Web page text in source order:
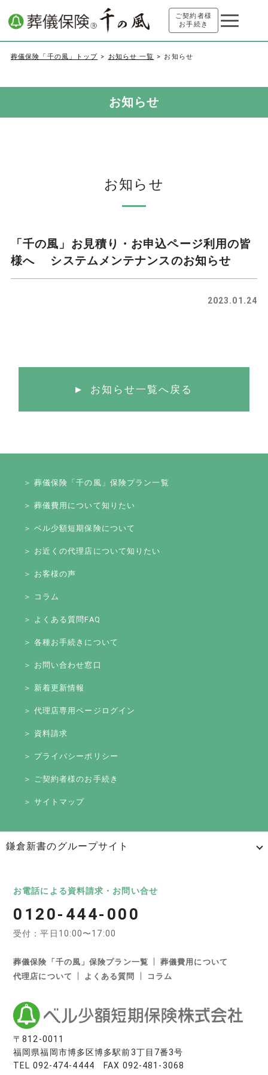
ご契約者様
お手続き
葬儀保険「千の風」トップ お知らせ 一覧 お知らせ
お知らせ
お知らせ
「千の風」お見積り・お申込ページ利用の皆
様へ システムメンテナンスのお知らせ
2023.01.24
お知らせ一覧へ戻る
＞ 葬儀保険「千の風」保険プラン一覧
＞ 葬儀費用について知りたい
＞ ベル少額短期保険について
＞ お近くの代理店について知りたい
＞ お客様の声
＞ コラム
＞ よくある質問FAQ
＞ 各種お手続きについて
＞ お問い合わせ窓口
＞ 新着更新情報
＞ 代理店専用ページログイン
＞ 資料請求
＞ プライバシーポリシー
＞ ご契約者様のお手続き
＞ サイトマップ
鎌倉新書のグループサイト
いいお墓 Life.（ライフドット） いいお墓-永代供養墓版
いいお墓-ペット霊園版 樹木葬なび
寺院墓地.com 優良墓石・石材店ガイド
お墓の引越し＆墓じまいくん
いい葬儀 いいお坊さん
日本最大級の仏壇仏具総合サイト「いい仏壇」
いい仏壇
お電話による資料請求・お問い合せ
0120-444-000
受付：平日10:00〜17:00
葬儀保険「千の風」保険プラン一覧
葬儀費用について
代理店について
よくある質問 コラム
〒812-0011
福岡県福岡市博多区博多駅前3丁目7番3号
TEL 092-474-4444 FAX 092-481-3068